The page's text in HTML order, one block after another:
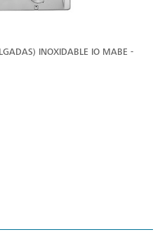
INOXIDABLE IO MABE -